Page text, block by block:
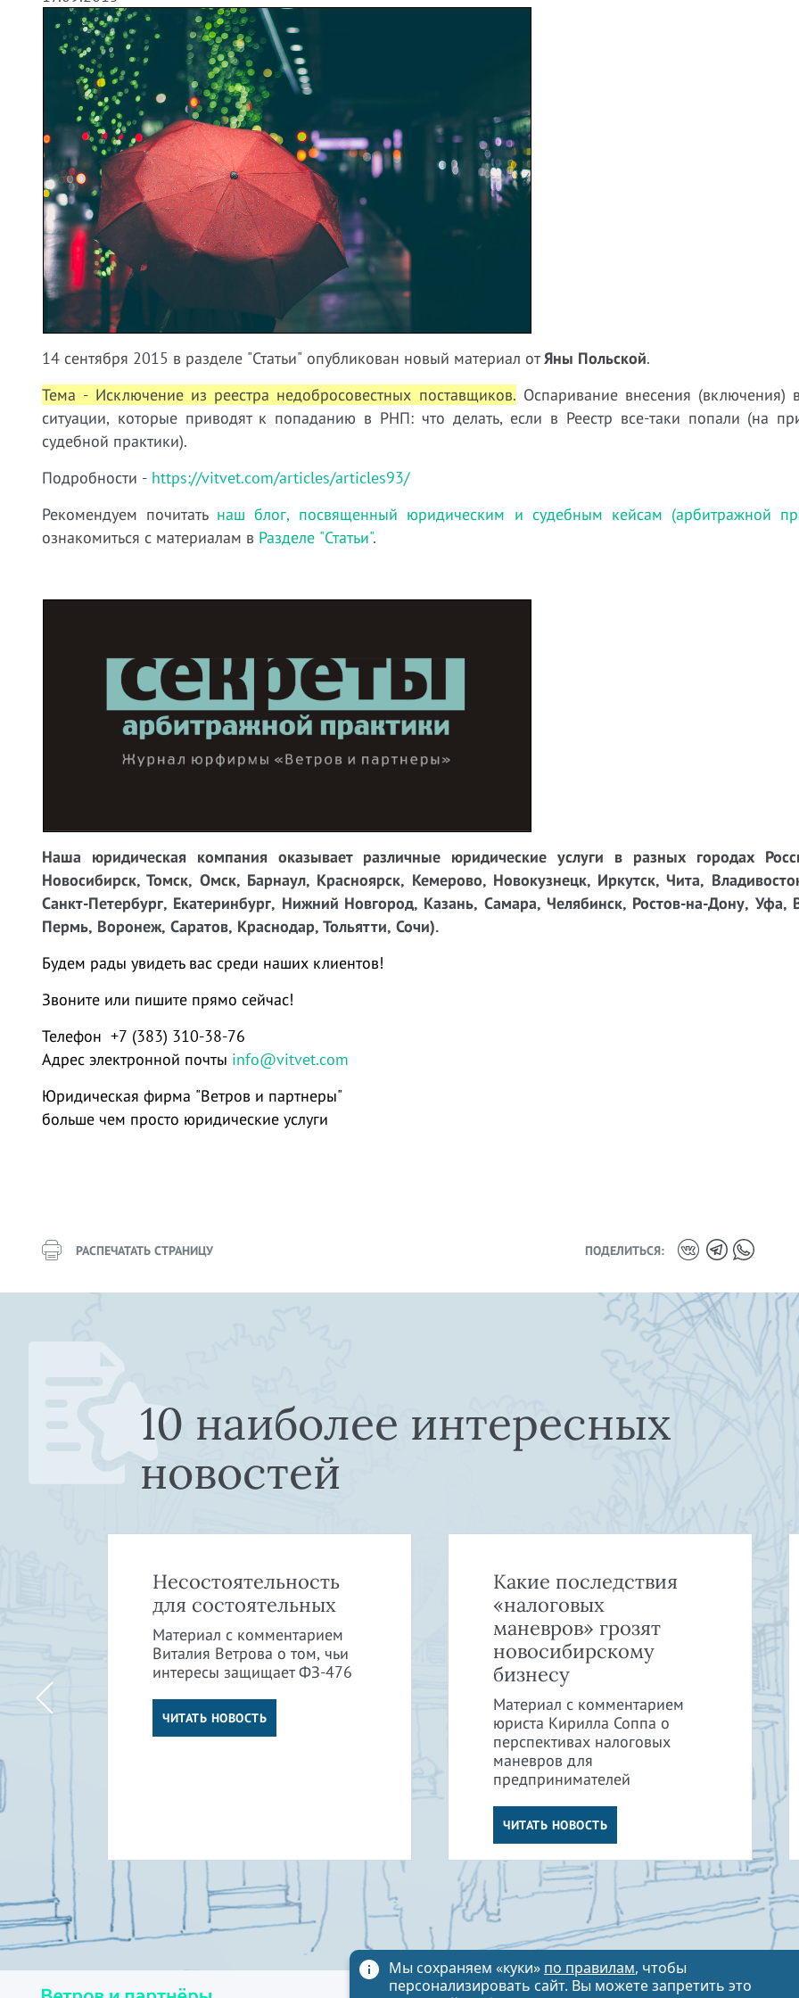
14 сентября 2015 в разделе "Статьи" опубликован новый материал отЯны Польской.
Тема - Исключение из реестра недобросовестных поставщиков. Оспаривание внесения (включения)
ситуации, которые приводят к попаданию в РНП: что делать, если в Реестр все-таки попали (на
судебной практики).
Подробности - https://vitvet.com/articles/articles93/
Рекомендуем почитать наш блог, посвященный юридическим и судебным кейсам (арбитражной
ознакомиться с материалам в Разделе "Статьи".
Наша юридическая компания оказывает различные юридические услуги в разных городах
Новосибирск, Томск, Омск, Барнаул, Красноярск, Кемерово, Новокузнецк, Иркутск, Чита,
Санкт-Петербург, Екатеринбург, Нижний Новгород, Казань, Самара, Челябинск, Ростов-на-Дону, Уфа,
Пермь, Воронеж, Саратов, Краснодар, Тольятти, Сочи).
Будем рады увидеть вас среди наших клиентов!
Звоните или пишите прямо сейчас!
Телефон +7 (383) 310-38-76
Адрес электронной почты info@vitvet.com
Юридическая фирма "Ветров и партнеры"
больше чем просто юридические услуги
РАСПЕЧАТАТЬ СТРАНИЦУ ПОДЕЛИТЬСЯ:
10 наиболее интересных
новостей
Несостоятельность
для состоятельных
Материал с комментарием
Виталия Ветрова о том, чьи
интересы защищает ФЗ-476
ЧИТАТЬ НОВОСТЬ
Какие последствия
«налоговых
маневров» грозят
новосибирскому
бизнесу
Материал с комментарием
юриста Кирилла Соппа о
перспективах налоговых
маневров для
предпринимателей
ЧИТАТЬ НОВОСТЬ
Мы сохраняем «куки» по правилам, чтобы
персонализировать сайт. Вы можете запретить это